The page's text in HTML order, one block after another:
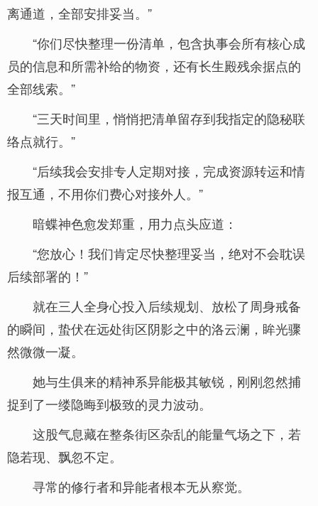
离通道，全部安排妥当。”
“你们尽快整理一份清单，包含执事会所有核心成
员的信息和所需补给的物资，还有长生殿残余据点的
全部线索。”
“三天时间里，悄悄把清单留存到我指定的隐秘联
络点就行。”
“后续我会安排专人定期对接，完成资源转运和情
报互通，不用你们费心对接外人。”
暗蝶神色愈发郑重，用力点头应道：
“您放心！我们肯定尽快整理妥当，绝对不会耽误
后续部署的！”
就在三人全身心投入后续规划、放松了周身戒备
的瞬间，蛰伏在远处街区阴影之中的洛云澜，眸光骤
然微微一凝。
她与生俱来的精神系异能极其敏锐，刚刚忽然捕
捉到了一缕隐晦到极致的灵力波动。
这股气息藏在整条街区杂乱的能量气场之下，若
隐若现、飘忽不定。
寻常的修行者和异能者根本无从察觉。